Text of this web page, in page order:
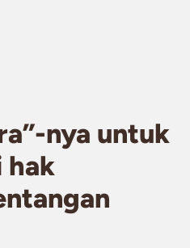
nya untuk
hak